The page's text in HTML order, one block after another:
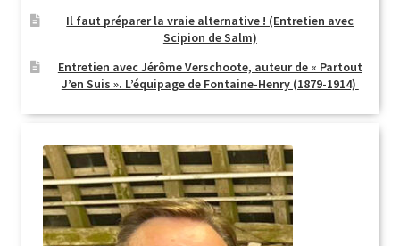
Il faut préparer la vraie alternative ! (Entretien avec
Scipion de Salm)
Entretien avec Jérôme Verschoote, auteur de « Partout
J’en Suis ». L’équipage de Fontaine-Henry (1879-1914)